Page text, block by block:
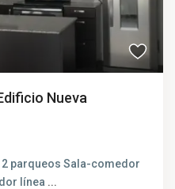
Nueva
2 parqueos Sala-comedor
línea ...